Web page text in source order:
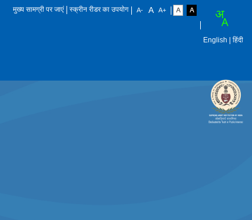
मुख्य सामग्री पर जाएं स्क्रीन रीडर का उपयोग
English | हिंदी